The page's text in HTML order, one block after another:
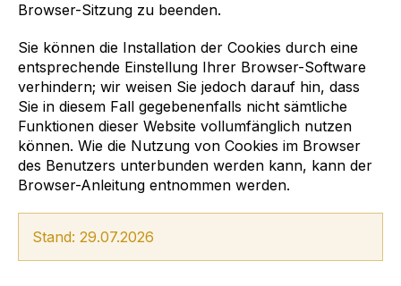
Browser-Sitzung zu beenden.
Sie können die Installation der Cookies durch eine
entsprechende Einstellung Ihrer Browser-Software
verhindern; wir weisen Sie jedoch darauf hin, dass
Sie in diesem Fall gegebenenfalls nicht sämtliche
Funktionen dieser Website vollumfänglich nutzen
können. Wie die Nutzung von Cookies im Browser
des Benutzers unterbunden werden kann, kann der
Browser-Anleitung entnommen werden.
Stand: 29.07.2026